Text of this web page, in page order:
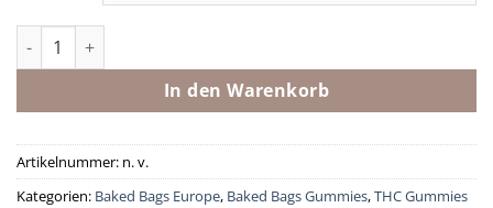
Gummies - Raspberry Lemonade Menge
In den Warenkorb
Artikelnummer: n. v.
Kategorien: Baked Bags Europe, Baked Bags Gummies,THC Gummies